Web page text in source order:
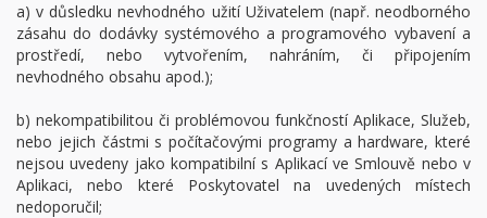
a) v důsledku nevhodného užití Uživatelem (např. neodborného
zásahu do dodávky systémového a programového vybavení a
prostředí, nebo vytvořením, nahráním, či připojením
nevhodného obsahu apod.);
b) nekompatibilitou či problémovou funkčností Aplikace, Služeb,
nebo jejich částmi s počítačovými programy a hardware, které
nejsou uvedeny jako kompatibilní s Aplikací ve Smlouvě nebo v
Aplikaci, nebo které Poskytovatel na uvedených místech
nedoporučil;